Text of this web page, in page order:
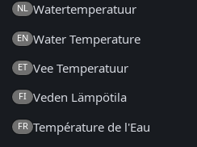
NL Watertemperatuur
EN Water Temperature
ET Vee Temperatuur
FI Veden Lämpötila
FR Température de l'Eau